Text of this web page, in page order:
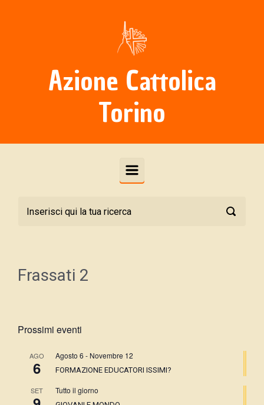
Azione Cattolica
Torino
Frassati 2
Prossimi eventi
AGO
6
Agosto 6 - Novembre 12
FORMAZIONE EDUCATORI ISSIMI?
SET Tutto il giorno